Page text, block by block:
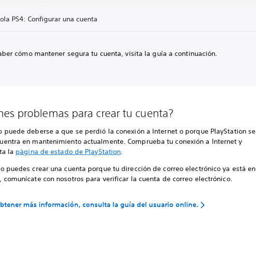
PS4: Configurar una cuenta
cómo mantener segura tu cuenta, visita la guía a continuación.
problemas para crear tu cuenta?
puede deberse a que se perdió la conexión a Internet o porque PlayStation se
en mantenimiento actualmente. Comprueba tu conexión a Internet y
la página de estado de PlayStation.
puedes crear una cuenta porque tu dirección de correo electrónico ya está en
comunícate con nosotros para verificar la cuenta de correo electrónico.
más información, consulta la guía del usuario online.